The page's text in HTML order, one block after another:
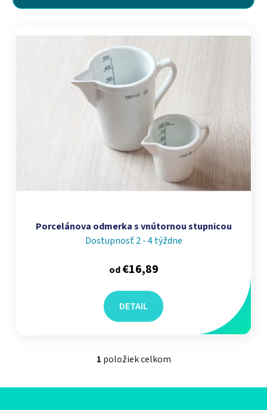
Porcelánova odmerka s vnútornou stupnicou
Dostupnosť 2 - 4 týždne
od€16,89
DETAIL
Ovládacie prvky výpisu
1 položiek celkom